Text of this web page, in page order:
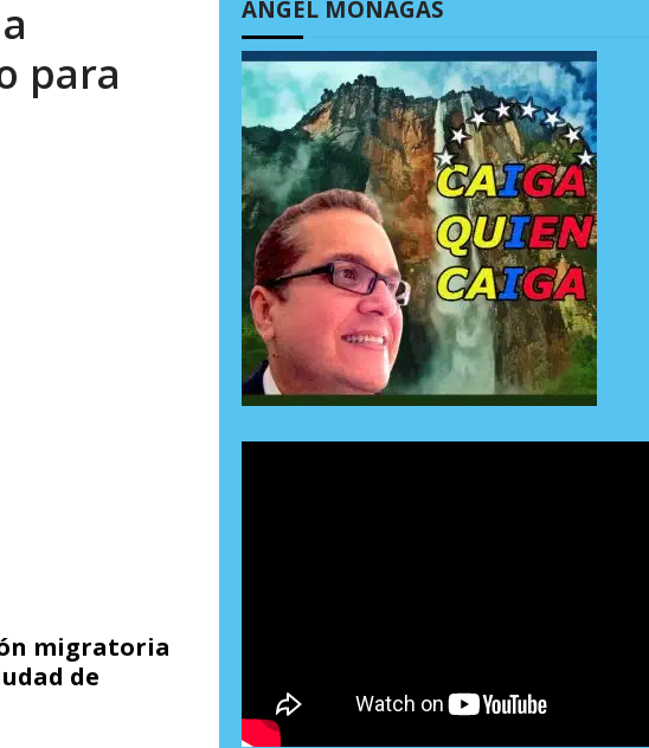
para
migratoria
de
ÁNGEL MONAGAS